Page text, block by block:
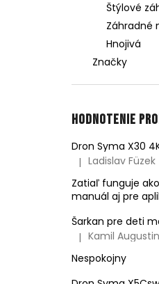
Štýlové
Záhradné
Hnojivá
Značky
Hodnotenie
Dron Syma X30
Hodnotenie
| Ladislav Füzek
Zatiaľ funguje
manuál aj pre
Hodnotenie
| Kamil
Nespokojny